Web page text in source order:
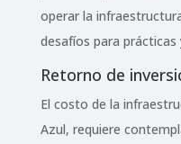
operar la
desafíos para
Retorno de
El costo de la
Azul, requiere